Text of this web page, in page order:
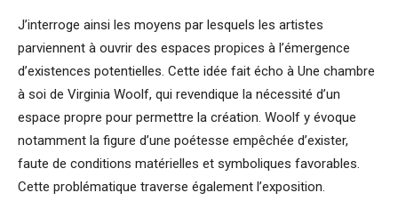
J’interroge ainsi les moyens par lesquels les artistes
parviennent à ouvrir des espaces propices à l’émergence
d’existences potentielles. Cette idée fait écho à Une chambre
à soi de Virginia Woolf, qui revendique la nécessité d’un
espace propre pour permettre la création. Woolf y évoque
notamment la figure d’une poétesse empêchée d’exister,
faute de conditions matérielles et symboliques favorables.
Cette problématique traverse également l’exposition.